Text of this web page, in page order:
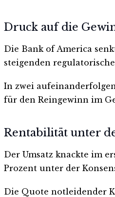
Druck auf die
Die Bank of America
steigenden
In zwei
für den Reingewinn im
Rentabilität unter
Der Umsatz knackte im
Prozent unter der
Die Quote notleidender